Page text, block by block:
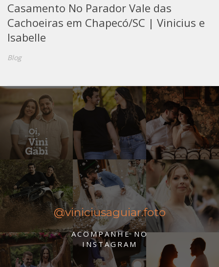
Casamento No Parador Vale das
Cachoeiras em Chapecó/SC | Vinicius e
Isabelle
Blog
@viniciusaguiar.foto
ACOMPANHE NO
INSTAGRAM